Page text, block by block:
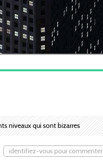
niveaux qui sont bizarres
identifiez-vous pour commenter